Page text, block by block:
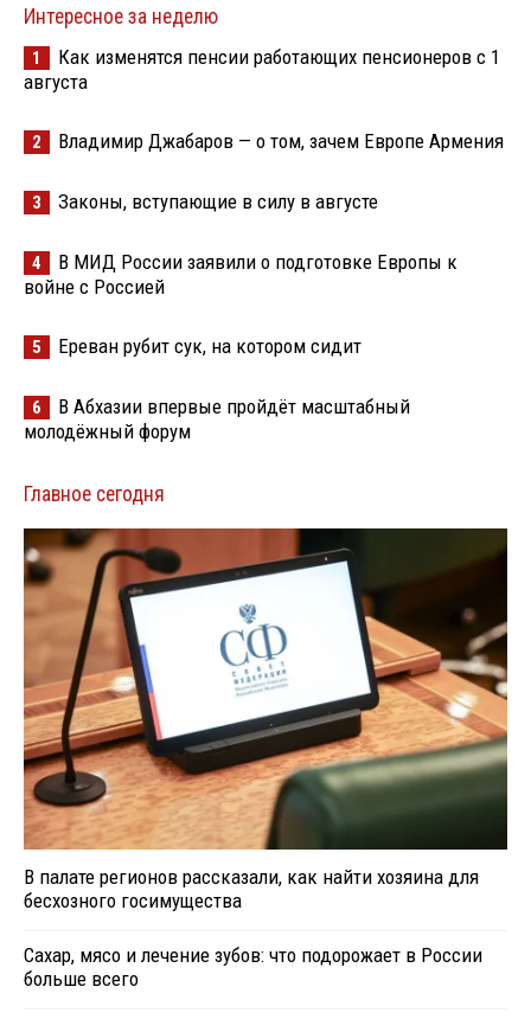
Интересное за неделю
1
Как изменятся пенсии работающих пенсионеров с 1
августа
2 Владимир Джабаров — о том, зачем Европе Армения
3 Законы, вступающие в силу в августе
4
В МИД России заявили о подготовке Европы к
войне с Россией
5 Ереван рубит сук, на котором сидит
6
В Абхазии впервые пройдёт масштабный
молодёжный форум
Главное сегодня
В палате регионов рассказали, как найти хозяина для
бесхозного госимущества
Сахар, мясо и лечение зубов: что подорожает в России
больше всего